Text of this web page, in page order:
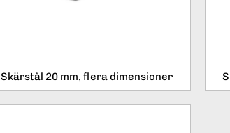
Skärstål 20 mm, flera dimensioner